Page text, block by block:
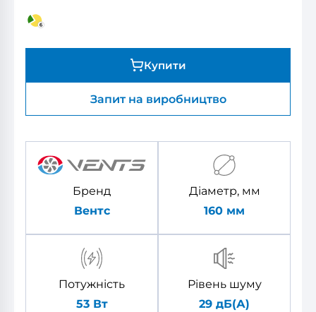
Купити
Запит на виробництво
Бренд
Вентс
Діаметр, мм
160 мм
Потужність
53 Вт
Рівень шуму
29 дБ(А)